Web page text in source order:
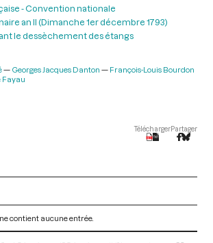
- Convention nationale
an II (Dimanche 1er décembre 1793)
le dessèchement des étangs
Georges Jacques Danton
François-Louis Bourdon
Fayau
TéléchargerPartager
contient aucune entrée.